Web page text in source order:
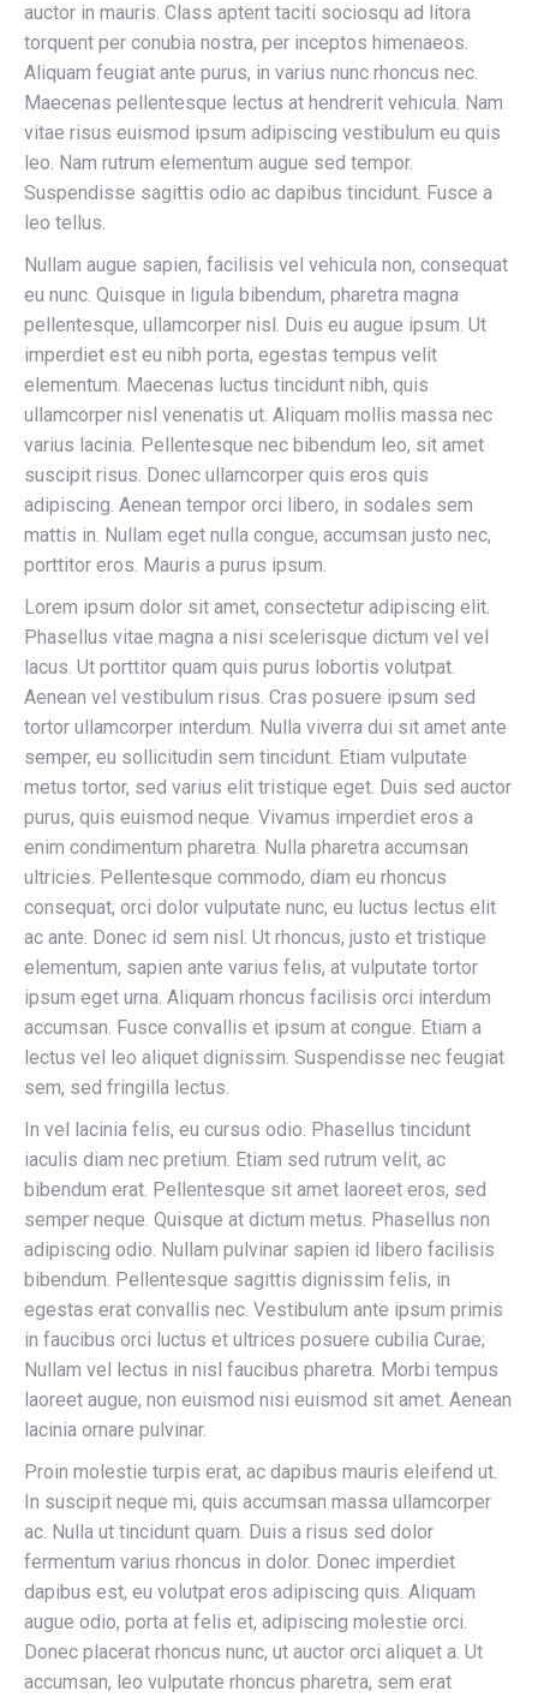
auctor in mauris. Class aptent taciti sociosqu ad litora
torquent per conubia nostra, per inceptos himenaeos.
Aliquam feugiat ante purus, in varius nunc rhoncus nec.
Maecenas pellentesque lectus at hendrerit vehicula. Nam
vitae risus euismod ipsum adipiscing vestibulum eu quis
leo. Nam rutrum elementum augue sed tempor.
Suspendisse sagittis odio ac dapibus tincidunt. Fusce a
leo tellus.
Nullam augue sapien, facilisis vel vehicula non, consequat
eu nunc. Quisque in ligula bibendum, pharetra magna
pellentesque, ullamcorper nisl. Duis eu augue ipsum. Ut
imperdiet est eu nibh porta, egestas tempus velit
elementum. Maecenas luctus tincidunt nibh, quis
ullamcorper nisl venenatis ut. Aliquam mollis massa nec
varius lacinia. Pellentesque nec bibendum leo, sit amet
suscipit risus. Donec ullamcorper quis eros quis
adipiscing. Aenean tempor orci libero, in sodales sem
mattis in. Nullam eget nulla congue, accumsan justo nec,
porttitor eros. Mauris a purus ipsum.
Lorem ipsum dolor sit amet, consectetur adipiscing elit.
Phasellus vitae magna a nisi scelerisque dictum vel vel
lacus. Ut porttitor quam quis purus lobortis volutpat.
Aenean vel vestibulum risus. Cras posuere ipsum sed
tortor ullamcorper interdum. Nulla viverra dui sit amet ante
semper, eu sollicitudin sem tincidunt. Etiam vulputate
metus tortor, sed varius elit tristique eget. Duis sed auctor
purus, quis euismod neque. Vivamus imperdiet eros a
enim condimentum pharetra. Nulla pharetra accumsan
ultricies. Pellentesque commodo, diam eu rhoncus
consequat, orci dolor vulputate nunc, eu luctus lectus elit
ac ante. Donec id sem nisl. Ut rhoncus, justo et tristique
elementum, sapien ante varius felis, at vulputate tortor
ipsum eget urna. Aliquam rhoncus facilisis orci interdum
accumsan. Fusce convallis et ipsum at congue. Etiam a
lectus vel leo aliquet dignissim. Suspendisse nec feugiat
sem, sed fringilla lectus.
In vel lacinia felis, eu cursus odio. Phasellus tincidunt
iaculis diam nec pretium. Etiam sed rutrum velit, ac
bibendum erat. Pellentesque sit amet laoreet eros, sed
semper neque. Quisque at dictum metus. Phasellus non
adipiscing odio. Nullam pulvinar sapien id libero facilisis
bibendum. Pellentesque sagittis dignissim felis, in
egestas erat convallis nec. Vestibulum ante ipsum primis
in faucibus orci luctus et ultrices posuere cubilia Curae;
Nullam vel lectus in nisl faucibus pharetra. Morbi tempus
laoreet augue, non euismod nisi euismod sit amet. Aenean
lacinia ornare pulvinar.
Proin molestie turpis erat, ac dapibus mauris eleifend ut.
In suscipit neque mi, quis accumsan massa ullamcorper
ac. Nulla ut tincidunt quam. Duis a risus sed dolor
fermentum varius rhoncus in dolor. Donec imperdiet
dapibus est, eu volutpat eros adipiscing quis. Aliquam
augue odio, porta at felis et, adipiscing molestie orci.
Donec placerat rhoncus nunc, ut auctor orci aliquet a. Ut
accumsan, leo vulputate rhoncus pharetra, sem erat